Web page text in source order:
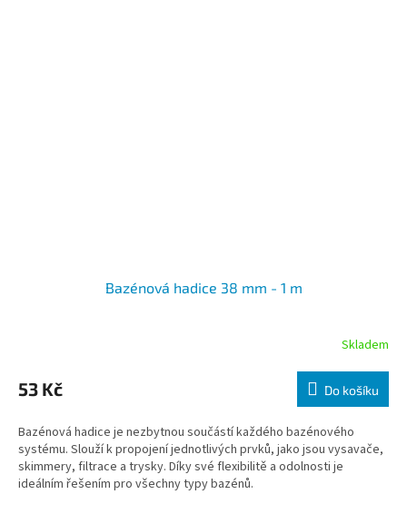
Bazénová hadice 38 mm - 1 m
Skladem
53 Kč Do košíku
Bazénová hadice je nezbytnou součástí každého bazénového
systému. Slouží k propojení jednotlivých prvků, jako jsou vysavače,
skimmery, filtrace a trysky. Díky své flexibilitě a odolnosti je
ideálním řešením pro všechny typy bazénů.